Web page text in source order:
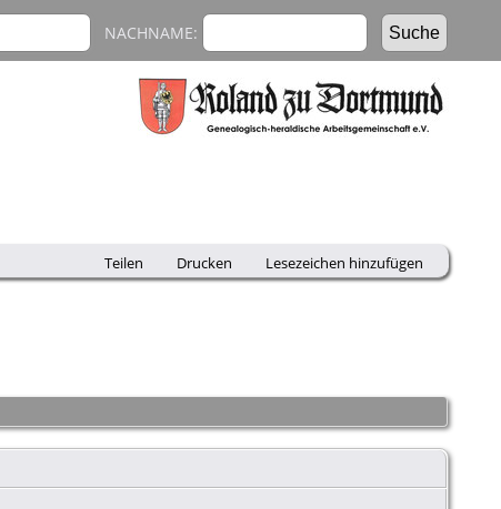
NACHNAME:
Teilen Drucken Lesezeichen hinzufügen